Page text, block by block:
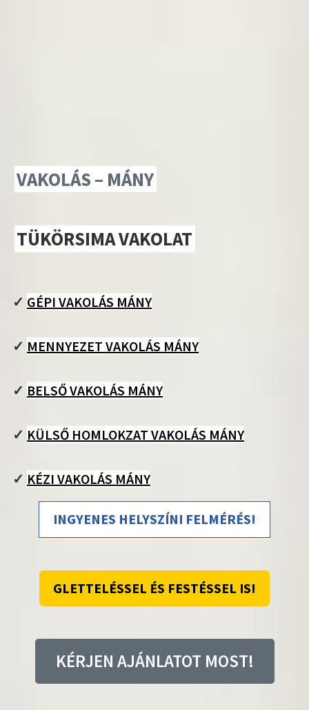
VAKOLÁS – MÁNY
TÜKÖRSIMA VAKOLAT
✓ GÉPI VAKOLÁS MÁNY
✓ MENNYEZET VAKOLÁS MÁNY
✓ BELSŐ VAKOLÁS MÁNY
✓ KÜLSŐ HOMLOKZAT VAKOLÁS MÁNY
✓ KÉZI VAKOLÁS MÁNY
INGYENES HELYSZÍNI FELMÉRÉS!
GLETTELÉSSEL ÉS FESTÉSSEL IS!
KÉRJEN AJÁNLATOT MOST!